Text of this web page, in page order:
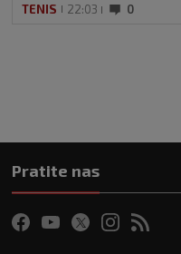
TENIS 22:03 0
Pratite nas